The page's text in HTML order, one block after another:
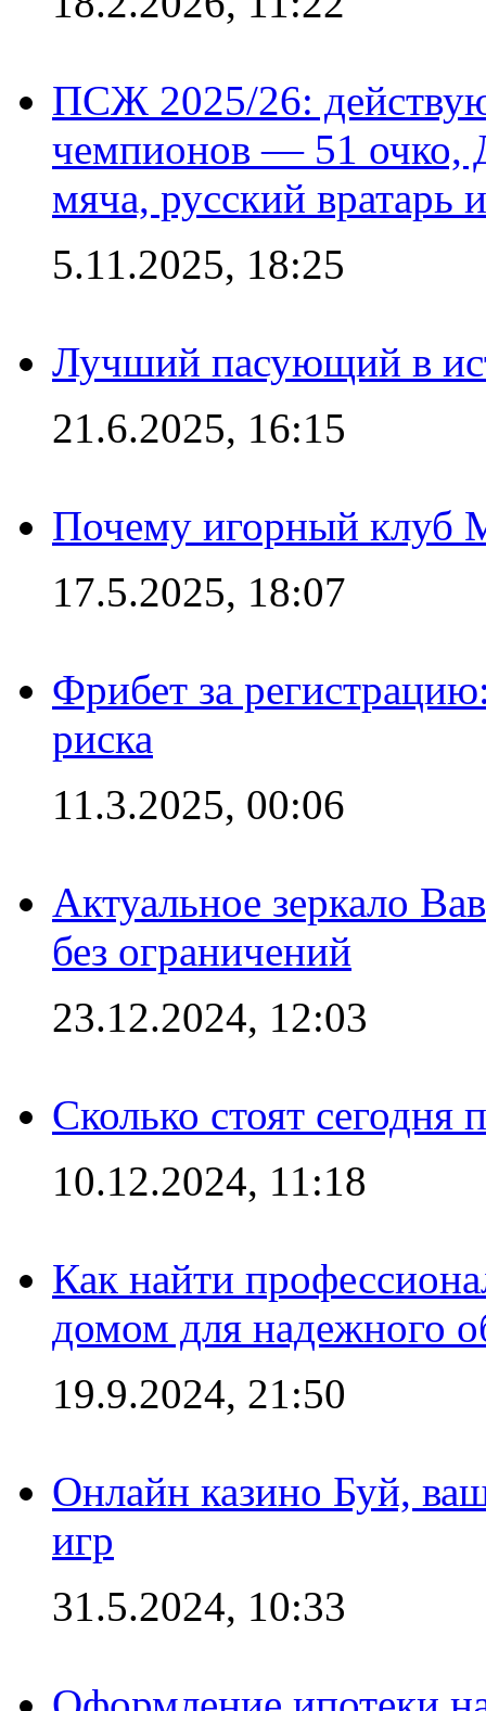
ПСЖ 2025/26:
чемпионов — 51 очко,
мяча, русский вратарь
5.11.2025, 18:25
Лучший пасующий в
21.6.2025, 16:15
Почему игорный клуб
17.5.2025, 18:07
Фрибет за
риска
11.3.2025, 00:06
Актуальное зеркало
без ограничений
23.12.2024, 12:03
Сколько стоят сегодня
10.12.2024, 11:18
Как найти
домом для надежного
19.9.2024, 21:50
Онлайн казино Буй,
игр
31.5.2024, 10:33